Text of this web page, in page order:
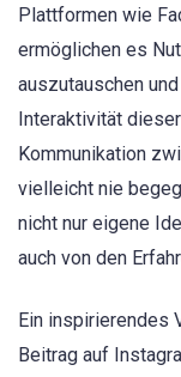
Plattformen wie
ermöglichen es
auszutauschen
Interaktivität
Kommunikation
vielleicht nie
nicht nur eigene
auch von den
Ein inspirierendes
Beitrag auf